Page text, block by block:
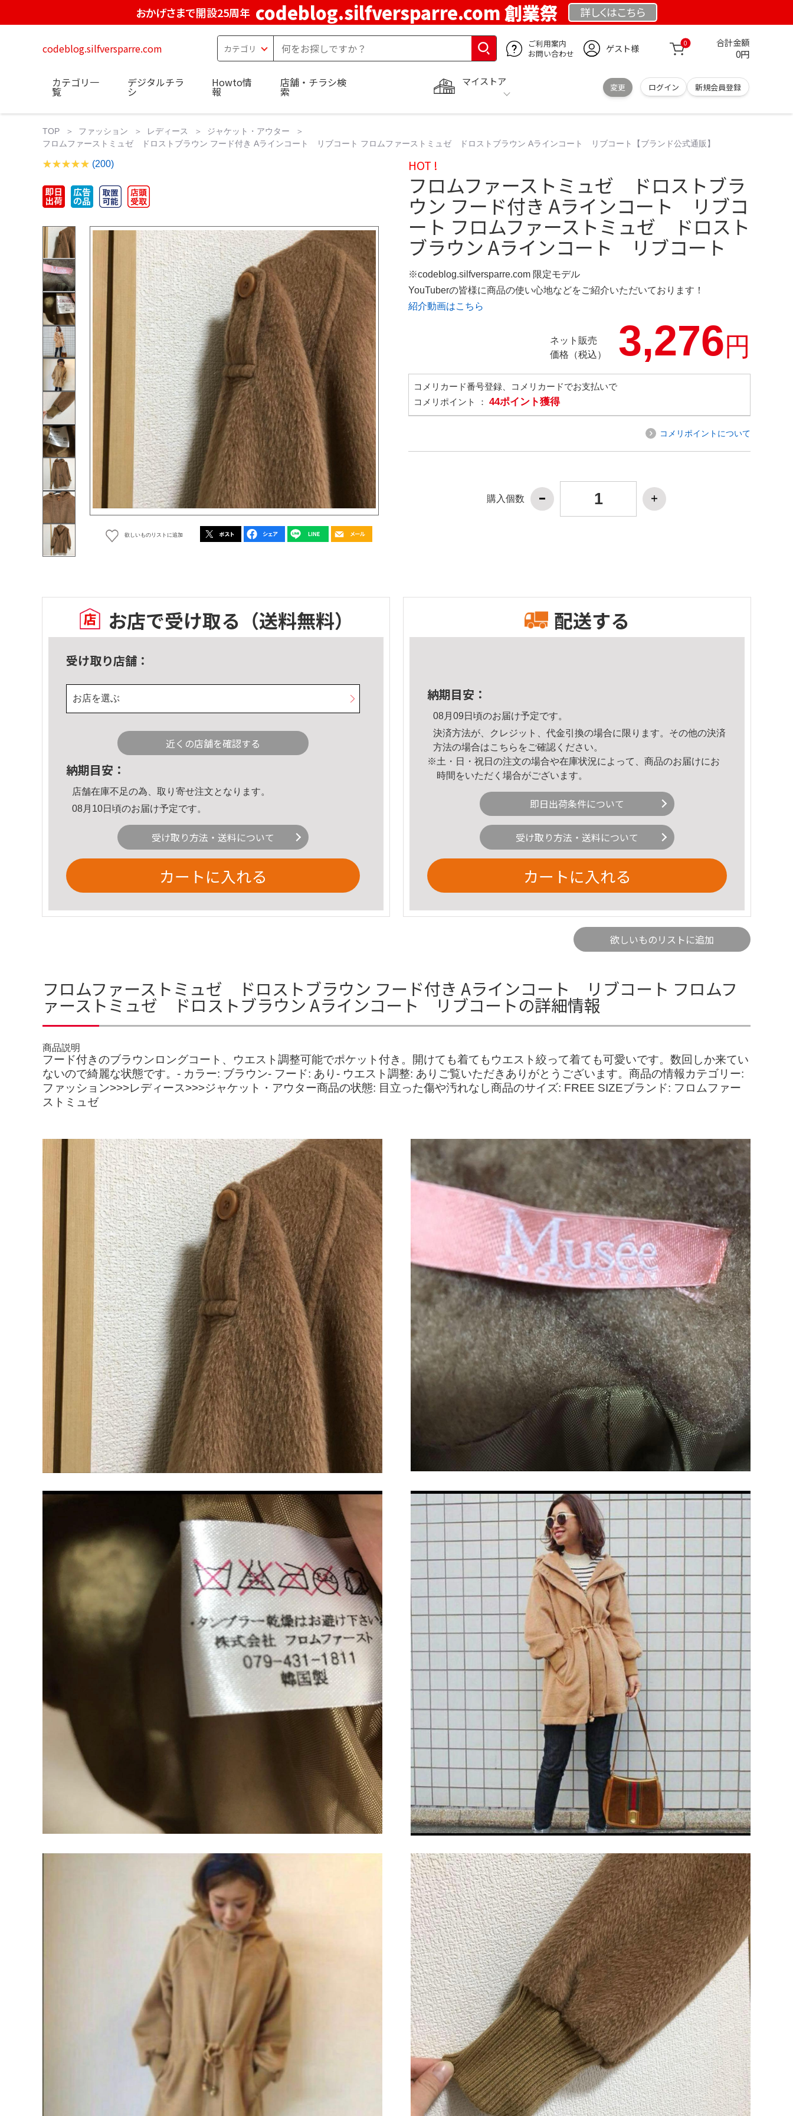
おかげさまで開設25周年 codeblog.silfversparre.com 創業祭 詳しくはこちら
codeblog.silfversparre.com
ご利用案内
お問い合わせ
ゲスト様 0 合計金額
0円
マイストア
変更 ログイン 新規会員登録
カテゴリ一
覧
デジタルチラ
シ
Howto情
報
店舗・チラシ検
索
TOP ファッション レディース
ジャケット・アウター
フロムファーストミュゼ ドロストブラウン フード付き Aラインコート リブコート フロムファーストミュゼ ドロストブラウン Aラインコート リブコート【ブランド公式通販】
(200)
欲しいものリストに追加
HOT !
フロムファーストミュゼ ドロストブラ
ウン フード付き Aラインコート リブコ
ート フロムファーストミュゼ ドロスト
ブラウン Aラインコート リブコート
※codeblog.silfversparre.com 限定モデル
YouTuberの皆様に商品の使い心地などをご紹介いただいております！
紹介動画はこちら
ネット販売
価格（税込）
3,276円
コメリカード番号登録、コメリカードでお支払いで
コメリポイント ： 44ポイント獲得
コメリポイントについて
購入個数
お店で受け取る （送料無料）
受け取り店舗：
お店を選ぶ
近くの店舗を確認する
納期目安：
店舗在庫不足の為、取り寄せ注文となります。
08月10日頃のお届け予定です。
受け取り方法・送料について
カートに入れる
配送する
納期目安：
08月09日頃のお届け予定です。
決済方法が、クレジット、代金引換の場合に限ります。その他の決済
方法の場合はこちら をご確認ください。
※土・日・祝日の注文の場合や在庫状況によって、商品のお届けにお
時間をいただく場合がございます。
即日出荷条件について
受け取り方法・送料について
カートに入れる
欲しいものリストに追加
フロムファーストミュゼ ドロストブラウン フード付き Aラインコート リブコート フロムフ
ァーストミュゼ ドロストブラウン Aラインコート リブコートの詳細情報
商品説明
フード付きのブラウンロングコート、ウエスト調整可能でポケット付き。開けても着てもウエスト絞って着ても可愛いです。数回しか来てい
ないので綺麗な状態です。- カラー: ブラウン- フード: あり- ウエスト調整: ありご覧いただきありがとうございます。商品の情報カテゴリー:
ファッション>>>レディース>>>ジャケット・アウター商品の状態: 目立った傷や汚れなし商品のサイズ: FREE SIZEブランド: フロムファー
ストミュゼ